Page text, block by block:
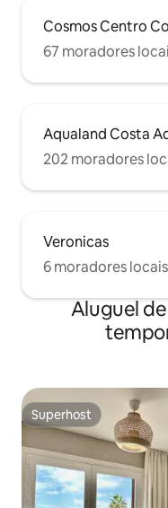
Cosmos Centro
67 moradores
Aqualand Costa
202 moradores
Veronicas
6 moradores
Aluguel
Superhost
Superhost